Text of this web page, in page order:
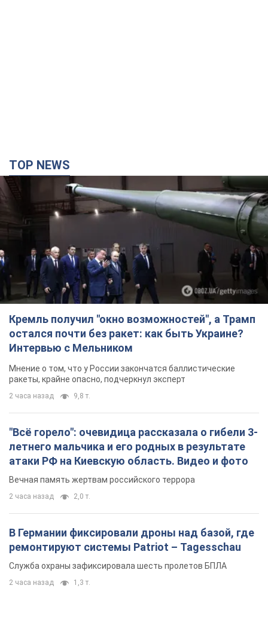
TOP NEWS
Кремль получил "окно возможностей", а Трамп
остался почти без ракет: как быть Украине?
Интервью с Мельником
Мнение о том, что у России закончатся баллистические
ракеты, крайне опасно, подчеркнул эксперт
2 часа назад 9,8 т.
"Всё горело": очевидица рассказала о гибели 3-
летнего мальчика и его родных в результате
атаки РФ на Киевскую область. Видео и фото
Вечная память жертвам российского террора
2 часа назад 2,0 т.
В Германии фиксировали дроны над базой, где
ремонтируют системы Patriot – Tagesschau
Служба охраны зафиксировала шесть пролетов БПЛА
2 часа назад 1,3 т.